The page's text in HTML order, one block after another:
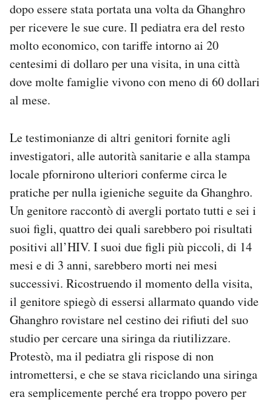
dopo essere stata portata una volta da Ghanghro
per ricevere le sue cure. Il pediatra era del resto
molto economico, con tariffe intorno ai 20
centesimi di dollaro per una visita, in una città
dove molte famiglie vivono con meno di 60 dollari
al mese.
Le testimonianze di altri genitori fornite agli
investigatori, alle autorità sanitarie e alla stampa
locale pfornirono ulteriori conferme circa le
pratiche per nulla igieniche seguite da Ghanghro.
Un genitore raccontò di avergli portato tutti e sei i
suoi figli, quattro dei quali sarebbero poi risultati
positivi all’HIV. I suoi due figli più piccoli, di 14
mesi e di 3 anni, sarebbero morti nei mesi
successivi. Ricostruendo il momento della visita,
il genitore spiegò di essersi allarmato quando vide
Ghanghro rovistare nel cestino dei rifiuti del suo
studio per cercare una siringa da riutilizzare.
Protestò, ma il pediatra gli rispose di non
intromettersi, e che se stava riciclando una siringa
era semplicemente perché era troppo povero per